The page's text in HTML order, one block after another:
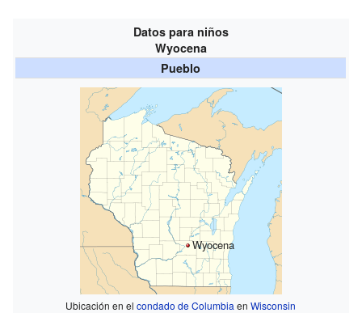
Datos para niños
Wyocena
Pueblo
Wyocena
Ubicación en elcondado de Columbia enWisconsin